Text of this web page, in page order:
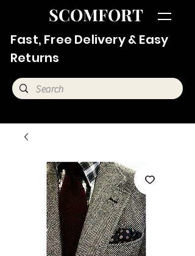
SCOMFORT
Fast, Free Delivery & Easy
Returns